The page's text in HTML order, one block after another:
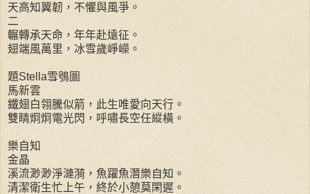
天高知翼韌，不懼與風爭。
二
輾轉承天命，年年赴遠征。
翅端風萬里，冰雪歲崢嶸。
題Stella雪鴞圖
馬新雲
鐵翅白翎騰似箭，此生唯愛向天行。
雙睛炯炯電光閃，呼嘯長空任縱橫。
樂自知
金晶
溪流渺渺淨漣漪，魚躍魚潛樂自知。
清潔衛生忙上午，終於小憩莫閑遲。